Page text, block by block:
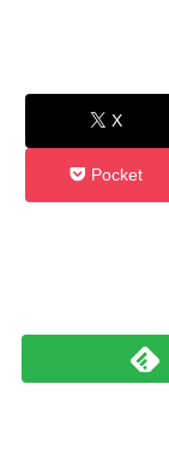
X
Pocket